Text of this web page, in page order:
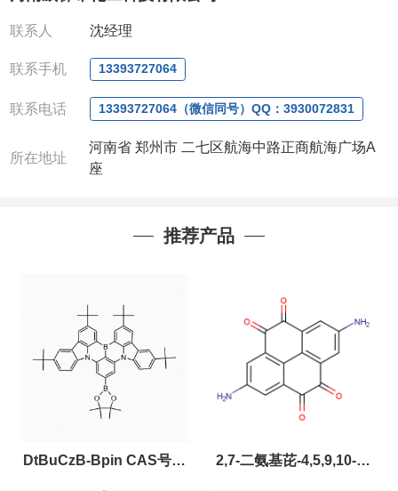
公司对高校和国家科研机构可以先发货和开票后再付
系。出现质量问题，全额退款，并承担所有运费，欢
议
梯希）,会让您事半功倍!!!
拥有一批长期从事精细化学品开发和生产的高级
以下是公司部分现货产品，同类也均可提供，有需要
联系人 沈经理
联系手机 13393727064
联系电话 13393727064（微信同号）QQ：3930072831
所在地址
河南省 郑州市 二七区航海中路正商航海广场A
座
推荐产品
DtBuCzB-Bpin CAS号： 2,7-二氨基芘-4,5,9,10-四